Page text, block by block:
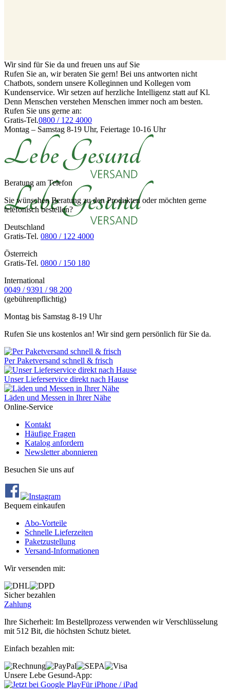
Wir sind für Sie da und freuen uns auf Sie
Rufen Sie an, wir beraten Sie gern! Bei uns antworten nicht
Chatbots, sondern unsere Kolleginnen und Kollegen vom
Kundenservice. Wir setzen auf herzliche Intelligenz statt auf Kl.
Denn Menschen verstehen Menschen immer noch am besten.
Rufen Sie uns gerne an:
Gratis-Tel.0800 / 122 4000
Montag – Samstag 8-19 Uhr, Feiertage 10-16 Uhr
Beratung am Telefon
Sie wünschen Beratung zu den Produkten oder möchten gerne
telefonisch bestellen?
Deutschland
Gratis-Tel. 0800 / 122 4000
Österreich
Gratis-Tel. 0800 / 150 180
International
0049 / 9391 / 98 200
(gebührenpflichtig)
Montag bis Samstag 8-19 Uhr
Rufen Sie uns kostenlos an! Wir sind gern persönlich für Sie da.
Per Paketversand schnell & frisch
Unser Lieferservice direkt nach Hause
Läden und Messen in Ihrer Nähe
Online-Service
Kontakt
Häufige Fragen
Katalog anfordern
Newsletter abonnieren
Besuchen Sie uns auf
Bequem einkaufen
Abo‐Vorteile
Schnelle Lieferzeiten
Paketzustellung
Versand‐Informationen
Wir versenden mit:
Sicher bezahlen
Zahlung
Ihre Sicherheit: Im Bestellprozess verwenden wir Verschlüsselung
mit 512 Bit, die höchsten Schutz bietet.
Einfach bezahlen mit:
Unsere Lebe Gesund-App:
Für iPhone / iPad